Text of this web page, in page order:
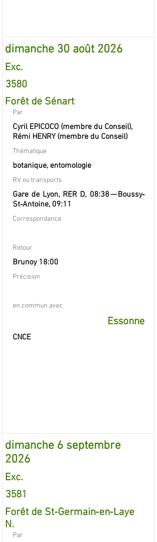
dimanche 30 août 2026
Exc.
3580
Forêt de Sénart
Par
Cyril EPICOCO (membre du Conseil),
Rémi HENRY (membre du Conseil)
Thématique
botanique, entomologie
RV ou transports
Gare de Lyon, RER D, 08:38 — Boussy‐
St‐Antoine, 09:11
Correspondance
Retour
Brunoy 18:00
Précision
en commun avec
Essonne
CNCE
dimanche 6 septembre
2026
Exc.
3581
Forêt de St‐Germain‐en‐Laye
N.
Par